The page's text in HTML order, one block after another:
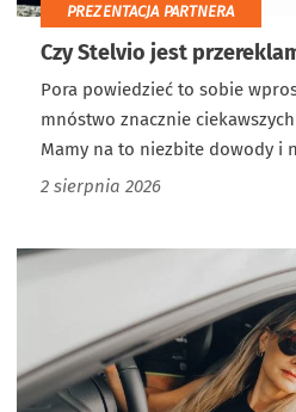
PREZENTACJA PARTNERA
Czy Stelvio jest
Pora powiedzieć to sobie
mnóstwo znacznie
Mamy na to niezbite dowody i
2 sierpnia 2026